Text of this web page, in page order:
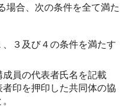
場合、次の条件を全て満た
３及び４の条件を満たす
員の代表者氏名を記載
者印を押印した共同体の協